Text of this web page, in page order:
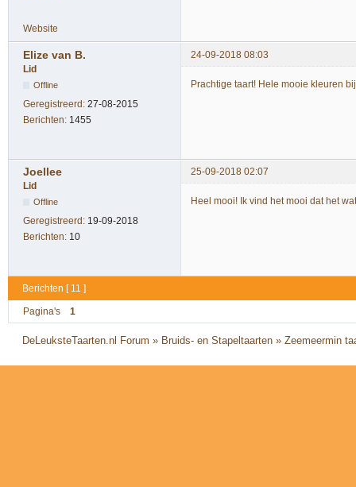
Website
Elize van B.
24-09-2018 08:03
Lid
Offline
Geregistreerd: 27-08-2015
Berichten: 1455
Prachtige taart! Hele mooie kleuren
Joellee
25-09-2018 02:07
Lid
Offline
Geregistreerd: 19-09-2018
Berichten: 10
Heel mooi! Ik vind het mooi dat het
Berichten [ 11 ]
Pagina's 1
DeLeuksteTaarten.nl Forum » Bruids- en Stapeltaarten »Zeemeermin